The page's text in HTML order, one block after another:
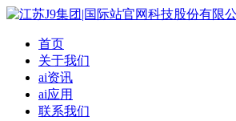
首页
关于我们
ai资讯
ai应用
联系我们